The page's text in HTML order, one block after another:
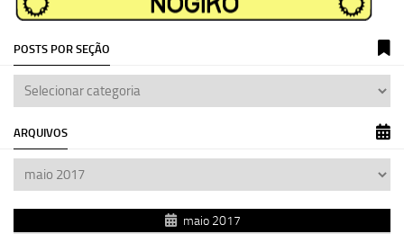
POSTS POR SEÇÃO
ARQUIVOS
maio 2017